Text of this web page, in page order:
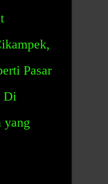
Pasar
Di
yang